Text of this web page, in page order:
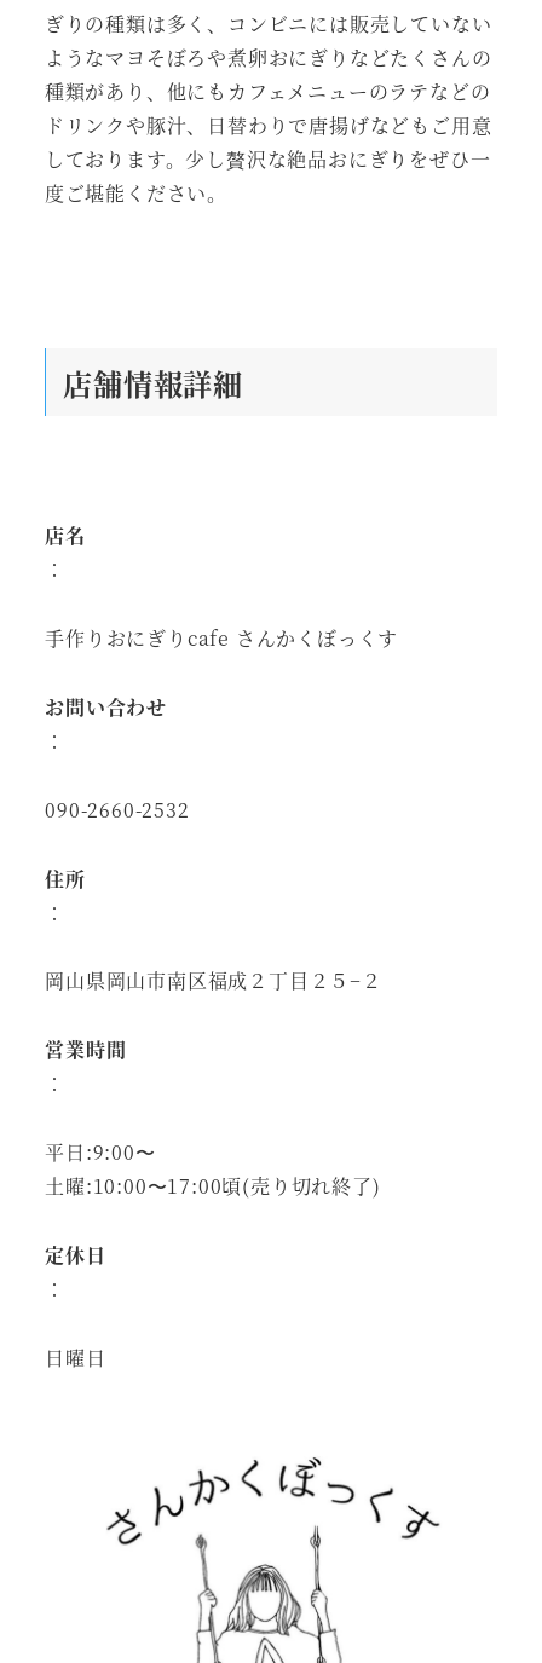
ぎりの種類は多く、コンビニには販売していない
ようなマヨそぼろや煮卵おにぎりなどたくさんの
種類があり、他にもカフェメニューのラテなどの
ドリンクや豚汁、日替わりで唐揚げなどもご用意
しております。少し贅沢な絶品おにぎりをぜひ一
度ご堪能ください。
店舗情報詳細
店名
：
手作りおにぎりcafe さんかくぼっくす
お問い合わせ
：
090-2660-2532
住所
：
岡山県岡山市南区福成２丁目２５−２
営業時間
：
平日:9:00〜
土曜:10:00〜17:00頃(売り切れ終了)
定休日
：
日曜日